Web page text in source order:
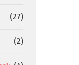
(27)
(2)